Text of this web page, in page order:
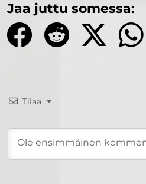
Jaa juttu somessa:
Tilaa